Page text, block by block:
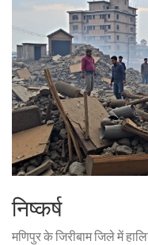
निष्कर्ष
मणिपुर के जिरीबाम जिले में